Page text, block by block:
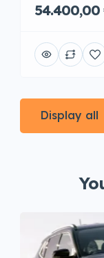
54.400,00
Display all